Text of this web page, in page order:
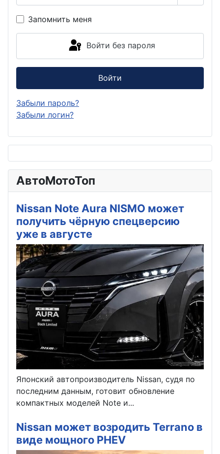
Запомнить меня
Войти без пароля
Войти
Забыли пароль?
Забыли логин?
АвтоМотоТоп
Nissan Note Aura NISMO может
получить чёрную спецверсию
уже в августе
Японский автопроизводитель Nissan, судя по
последним данным, готовит обновление
компактных моделей Note и...
Nissan может возродить Terrano в
виде мощного PHEV